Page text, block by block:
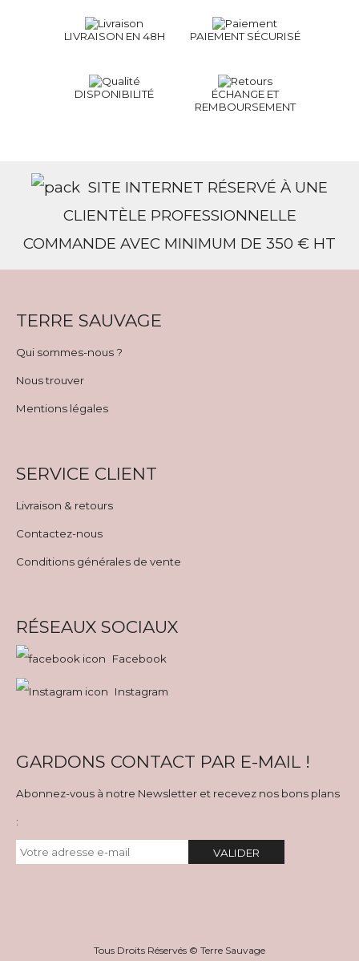
LIVRAISON EN 48H PAIEMENT SÉCURISÉ
DISPONIBILITÉ
ÉCHANGE ET
REMBOURSEMENT
SITE INTERNET RÉSERVÉ À UNE
CLIENTÈLE PROFESSIONNELLE
COMMANDE AVEC MINIMUM DE 350 € HT
TERRE SAUVAGE
Qui sommes-nous ?
Nous trouver
Mentions légales
SERVICE CLIENT
Livraison & retours
Contactez-nous
Conditions générales de vente
RÉSEAUX SOCIAUX
Facebook
Instagram
GARDONS CONTACT PAR E-MAIL !
Abonnez-vous à notre Newsletter et recevez nos bons plans
:
VALIDER
Tous Droits Réservés © Terre Sauvage